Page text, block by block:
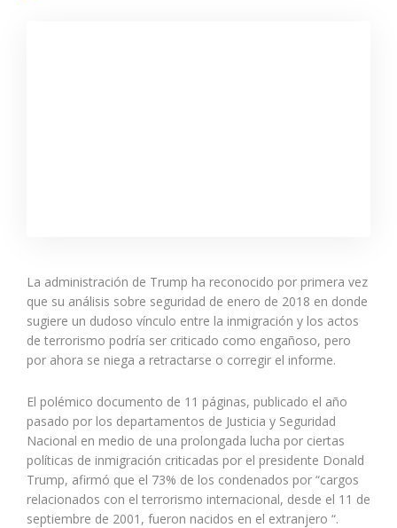
La administración de Trump ha reconocido por primera vez
que su análisis sobre seguridad de enero de 2018 en donde
sugiere un dudoso vínculo entre la inmigración y los actos
de terrorismo podría ser criticado como engañoso, pero
por ahora se niega a retractarse o corregir el informe.
El polémico documento de 11 páginas, publicado el año
pasado por los departamentos de Justicia y Seguridad
Nacional en medio de una prolongada lucha por ciertas
políticas de inmigración criticadas por el presidente Donald
Trump, afirmó que el 73% de los condenados por “cargos
relacionados con el terrorismo internacional, desde el 11 de
septiembre de 2001, fueron nacidos en el extranjero “.